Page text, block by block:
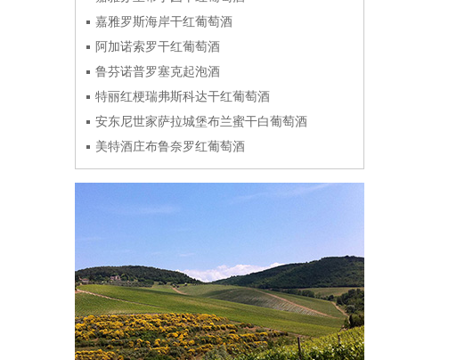
嘉雅罗斯海岸干红葡萄酒
阿加诺索罗干红葡萄酒
鲁芬诺普罗塞克起泡酒
特丽红梗瑞弗斯科达干红葡萄酒
安东尼世家萨拉城堡布兰蜜干白葡萄酒
美特酒庄布鲁奈罗红葡萄酒